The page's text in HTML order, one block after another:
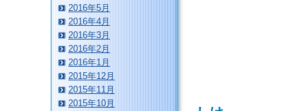
2016年5月
2016年4月
2016年3月
2016年2月
2016年1月
2015年12月
2015年11月
2015年10月